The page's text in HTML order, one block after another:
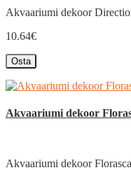
Akvaariumi dekoor
10.64€
Osta
Akvaariumi dekoor
Akvaariumi dekoor